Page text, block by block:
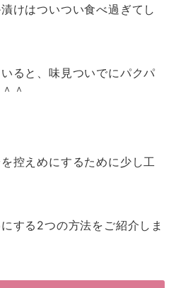
けはついつい食べ過ぎてし
ると、味見ついでにパクパ
＾
控えめにするために少し工
する2つの方法をご紹介しま